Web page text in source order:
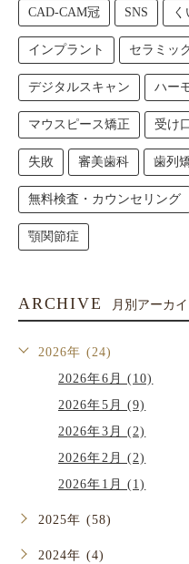
CAD-CAM冠 SNS
インプラント セラミッ
デジタルスキャン ハー
マウスピース矯正 受け口
失敗 審美歯科 歯列
無料検査・カウンセリング
顎関節症
ARCHIVE 月別アーカ
2026年 (24)
2026年6月 (10)
2026年5月 (9)
2026年3月 (2)
2026年2月 (2)
2026年1月 (1)
2025年 (58)
2024年 (4)